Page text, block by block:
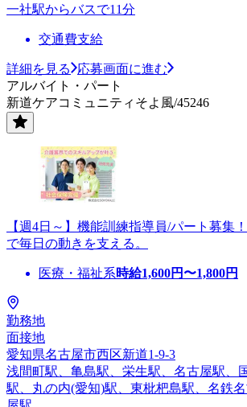
一社駅からバスで11分
交通費支給
詳細を見る
応募画面に進む
アルバイト・パート
新道ケアコミュニティそよ風/45246
【週4日～】機能訓練指導員/パート募集
で毎日の動きを支える。
医療・福祉系時給1,600円〜1,800円
勤務地
面接地
愛知県名古屋市西区新道1-9-3
浅間町駅、亀島駅、栄生駅、名古屋駅、
駅、丸の内(愛知)駅、東枇杷島駅、名鉄